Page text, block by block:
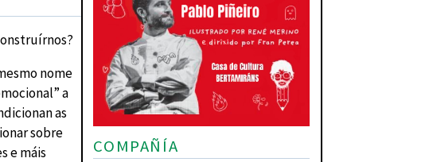
nome
a
as
sobre
e máis
COMPAÑÍA